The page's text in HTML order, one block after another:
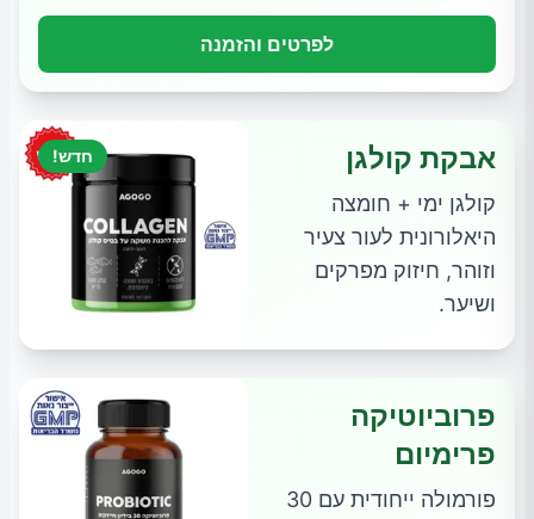
לפרטים והזמנה
חדש! אבקת קולגן
קולגן ימי + חומצה
היאלורונית לעור צעיר
וזוהר, חיזוק מפרקים
ושיער.
פרוביוטיקה
פרימיום
פורמולה ייחודית עם 30